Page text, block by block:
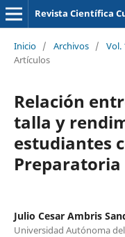
Revista Científica
Inicio / Archivos / Vol.
Artículos
Relación
talla y
estudiantes
Julio Cesar Ambris
Universidad Autónoma